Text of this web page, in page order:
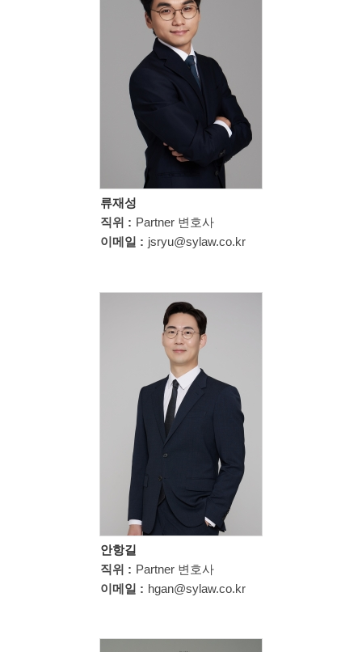
류재성
직위 : Partner 변호사
이메일 : jsryu@sylaw.co.kr
안항길
직위 : Partner 변호사
이메일 : hgan@sylaw.co.kr